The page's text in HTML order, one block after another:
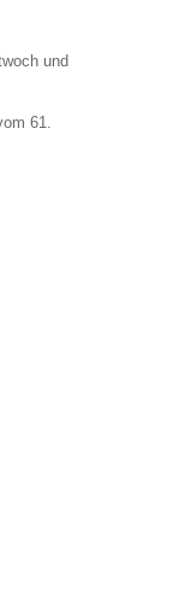
und
61.